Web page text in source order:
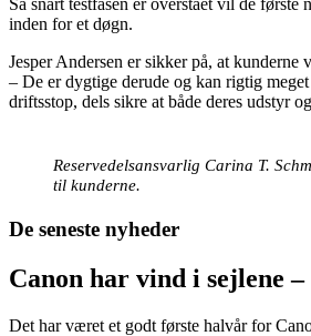
inden for et døgn.
Jesper Andersen er sikker på, at
– De er dygtige derude og kan rigtig
driftsstop, dels sikre at både deres udstyr
Reservedelsansvarlig Carina T.
til kunderne.
De seneste nyheder
Canon har vind i sejlene
Det har været et godt første halvår for